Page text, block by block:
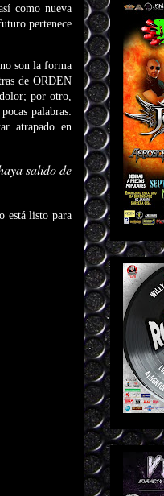
como nueva
pertenece
son la forma
de ORDEN
por otro,
palabras:
atrapado en
salido de
está listo para